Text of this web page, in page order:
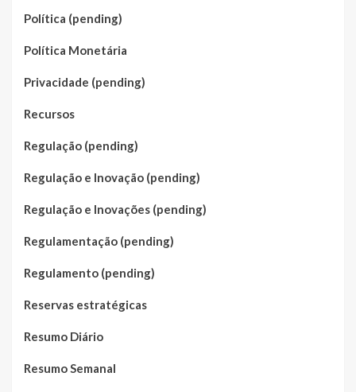
Política (pending)
Política Monetária
Privacidade (pending)
Recursos
Regulação (pending)
Regulação e Inovação (pending)
Regulação e Inovações (pending)
Regulamentação (pending)
Regulamento (pending)
Reservas estratégicas
Resumo Diário
Resumo Semanal